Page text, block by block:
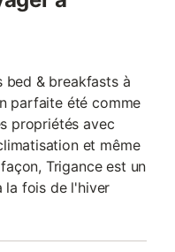
bed & breakfasts à
parfaite été comme
propriétés avec
et même
Trigance est un
fois de l'hiver